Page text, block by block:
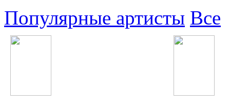
Популярные артисты Все